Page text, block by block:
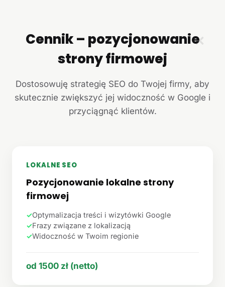
✕
Cennik – pozycjonowanie
strony firmowej
Dostosowuję strategię SEO do Twojej firmy, aby
skutecznie zwiększyć jej widoczność w Google i
przyciągnąć klientów.
LOKALNE SEO
Pozycjonowanie lokalne strony
firmowej
✓Optymalizacja treści i wizytówki Google
✓Frazy związane z lokalizacją
✓Widoczność w Twoim regionie
od 1500 zł (netto)